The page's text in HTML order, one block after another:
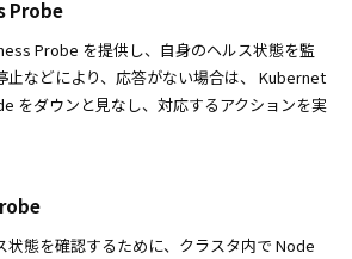
Probe
Probe を提供し、自身のヘルス状態を監
止などにより、応答がない場合は、 Kubernet
をダウンと見なし、対応するアクションを実
態を確認するために、クラスタ内で Node